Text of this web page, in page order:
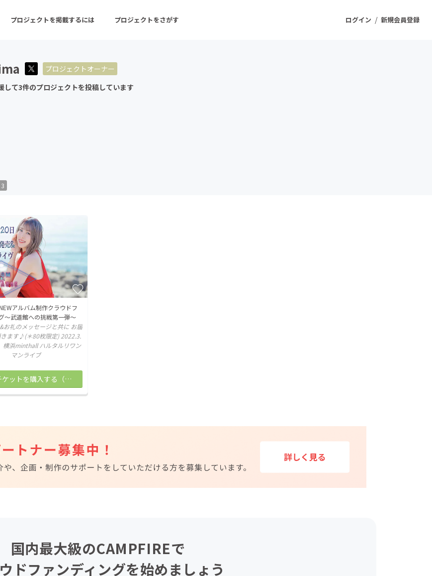
ログイン / 新規会員登録
プロジェクトを掲載するには プロジェクトをさがす
注目の新着プロジェクト
チャレンジ
for Social Good
ふるさと納税
プロジェクトオーナー
して3件のプロジェクトを投稿しています
3
アルバム制作クラウドフ
〜武道館への挑戦第一弾〜
お礼のメッセージと共に お届
きます♪(＊80枚限定) 2022.3.
浜minthall ハルタルリワン
マンライブ
ライブチケットを購入する（枚数限定）
国内最大級のCAMPFIREで
ドファンディングを始めましょう